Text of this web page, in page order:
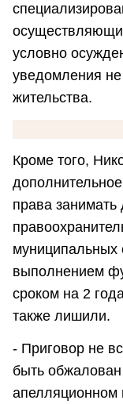
условно
уведомления не
жительства.
Кроме того,
права занимать
муниципальных
выполнением
сроком на 2
также лишили.
- Приговор не
быть обжалован
апелляционном